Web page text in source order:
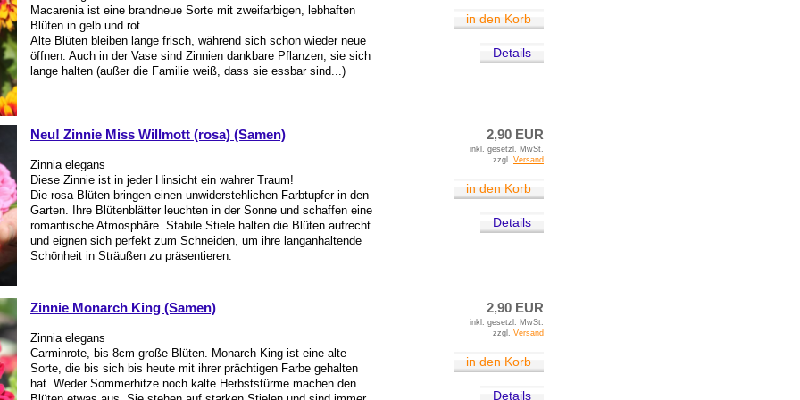
Macarenia ist eine brandneue Sorte mit zweifarbigen, lebhaften
Blüten in gelb und rot.
Alte Blüten bleiben lange frisch, während sich schon wieder neue
öffnen. Auch in der Vase sind Zinnien dankbare Pflanzen, sie sich
lange halten (außer die Familie weiß, dass sie essbar sind...)
in den Korb
Details
Neu! Zinnie Miss Willmott (rosa) (Samen)
Zinnia elegans
Diese Zinnie ist in jeder Hinsicht ein wahrer Traum!
Die rosa Blüten bringen einen unwiderstehlichen Farbtupfer in den
Garten. Ihre Blütenblätter leuchten in der Sonne und schaffen eine
romantische Atmosphäre. Stabile Stiele halten die Blüten aufrecht
und eignen sich perfekt zum Schneiden, um ihre langanhaltende
Schönheit in Sträußen zu präsentieren.
2,90 EUR
inkl. gesetzl. MwSt.
zzgl. Versand
in den Korb
Details
Zinnie Monarch King (Samen)
Zinnia elegans
Carminrote, bis 8cm große Blüten. Monarch King ist eine alte
Sorte, die bis sich bis heute mit ihrer prächtigen Farbe gehalten
hat. Weder Sommerhitze noch kalte Herbststürme machen den
2,90 EUR
inkl. gesetzl. MwSt.
zzgl. Versand
in den Korb
Details